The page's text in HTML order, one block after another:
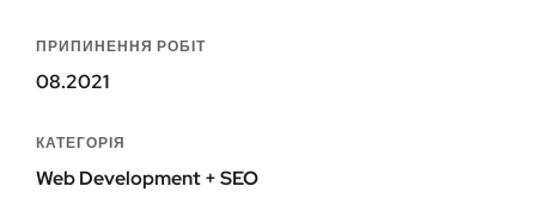
ПРИПИНЕННЯ РОБІТ
08.2021
КАТЕГОРІЯ
Web Development + SEO